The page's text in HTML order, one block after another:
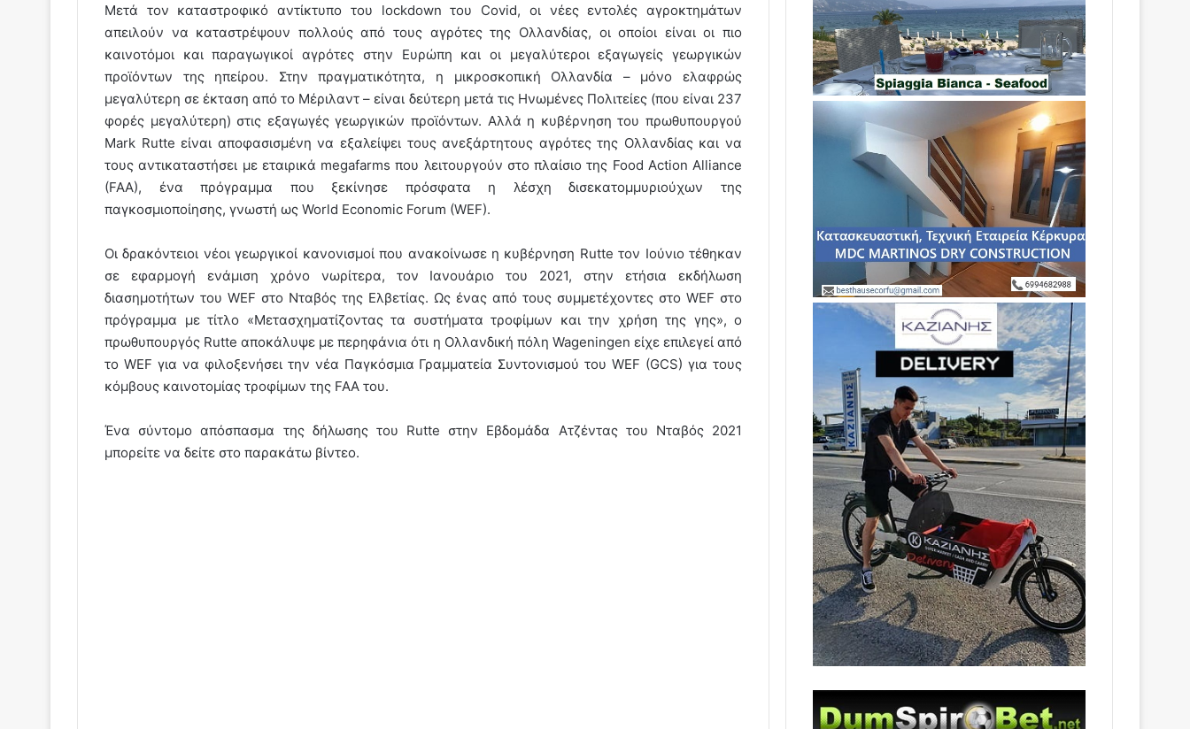
Μετά τον καταστροφικό αντίκτυπο του lockdown του Covid, οι νέες εντολές αγροκτημάτων
απειλούν να καταστρέψουν πολλούς από τους αγρότες της Ολλανδίας, οι οποίοι είναι οι πιο
καινοτόμοι και παραγωγικοί αγρότες στην Ευρώπη και οι μεγαλύτεροι εξαγωγείς γεωργικών
προϊόντων της ηπείρου. Στην πραγματικότητα, η μικροσκοπική Ολλανδία – μόνο ελαφρώς
μεγαλύτερη σε έκταση από το Μέριλαντ – είναι δεύτερη μετά τις Ηνωμένες Πολιτείες (που είναι 237
φορές μεγαλύτερη) στις εξαγωγές γεωργικών προϊόντων. Αλλά η κυβέρνηση του πρωθυπουργού
Mark Rutte είναι αποφασισμένη να εξαλείψει τους ανεξάρτητους αγρότες της Ολλανδίας και να
τους αντικαταστήσει με εταιρικά megafarms που λειτουργούν στο πλαίσιο της Food Action Alliance
(FAA), ένα πρόγραμμα που ξεκίνησε πρόσφατα η λέσχη δισεκατομμυριούχων της
παγκοσμιοποίησης, γνωστή ως World Economic Forum (WEF).
Οι δρακόντειοι νέοι γεωργικοί κανονισμοί που ανακοίνωσε η κυβέρνηση Rutte τον Ιούνιο τέθηκαν
σε εφαρμογή ενάμιση χρόνο νωρίτερα, τον Ιανουάριο του 2021, στην ετήσια εκδήλωση
διασημοτήτων του WEF στο Νταβός της Ελβετίας. Ως ένας από τους συμμετέχοντες στο WEF στο
πρόγραμμα με τίτλο «Μετασχηματίζοντας τα συστήματα τροφίμων και την χρήση της γης», ο
πρωθυπουργός Rutte αποκάλυψε με περηφάνια ότι η Ολλανδική πόλη Wageningen είχε επιλεγεί από
το WEF για να φιλοξενήσει την νέα Παγκόσμια Γραμματεία Συντονισμού του WEF (GCS) για τους
κόμβους καινοτομίας τροφίμων της FAA του.
Ένα σύντομο απόσπασμα της δήλωσης του Rutte στην Εβδομάδα Ατζέντας του Νταβός 2021
μπορείτε να δείτε στο παρακάτω βίντεο.